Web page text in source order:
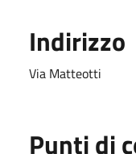
Indirizzo
Via Matteotti
Punti di